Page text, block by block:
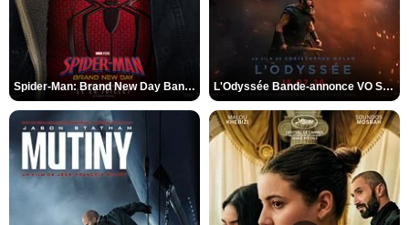
Spider-Man: Brand New Day Bande-annonce VO STFR L'Odyssée Bande-annonce VO STFR